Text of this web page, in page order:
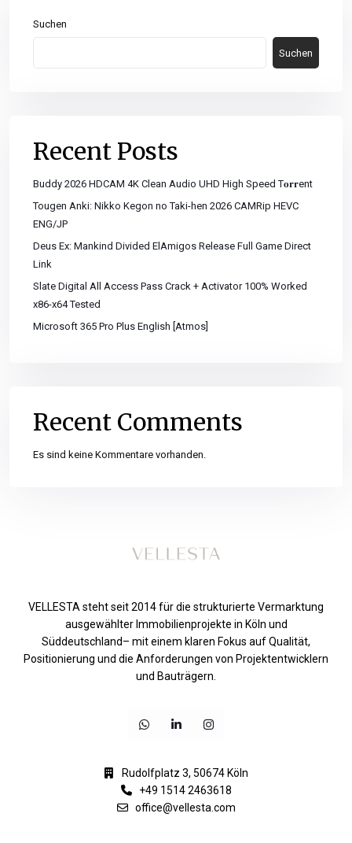
Suchen
Suchen
Recent Posts
Buddy 2026 HDCAM 4K Clean Audio UHD High Speed T𝐨𝐫𝐫ent
Tougen Anki: Nikko Kegon no Taki-hen 2026 CAMRip HEVC
ENG/JP
Deus Ex: Mankind Divided ElAmigos Release Full Game Direct
Link
Slate Digital All Access Pass Crack + Activator 100% Worked
x86-x64 Tested
Microsoft 365 Pro Plus English [Atmos]
Recent Comments
Es sind keine Kommentare vorhanden.
VELLESTA steht seit 2014 für die strukturierte Vermarktung
ausgewählter Immobilienprojekte in Köln und
Süddeutschland– mit einem klaren Fokus auf Qualität,
Positionierung und die Anforderungen von Projektentwicklern
und Bauträgern.
Rudolfplatz 3, 50674 Köln
+49 1514 2463618
office@vellesta.com